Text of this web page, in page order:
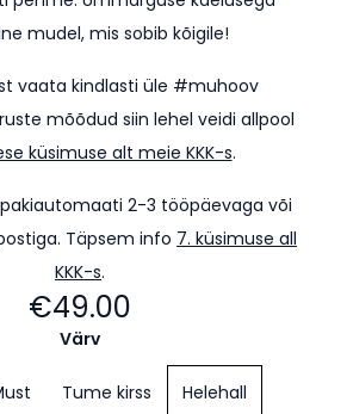
mudel, mis sobib kõigile!
vaata kindlasti üle #muhoov
mõõdud siin lehel veidi allpool
küsimuse alt meie KKK-s.
2-3 tööpäevaga või
Täpsem info 7. küsimuse all
KKK-s.
€49.00
Värv
Tume kirss Helehall